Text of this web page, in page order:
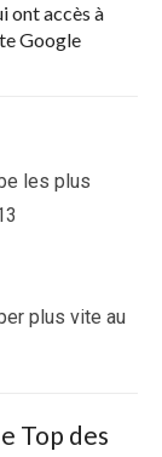
ont accès à
Google
les plus
plus vite au
Top des